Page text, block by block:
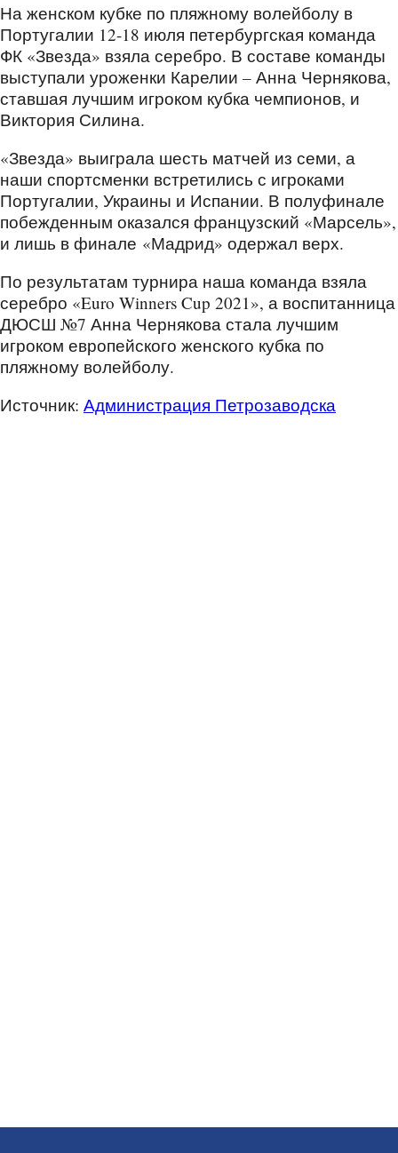
На женском кубке по пляжному волейболу в
Португалии 12-18 июля петербургская команда
ФК «Звезда» взяла серебро. В составе команды
выступали уроженки Карелии – Анна Чернякова,
ставшая лучшим игроком кубка чемпионов, и
Виктория Силина.
«Звезда» выиграла шесть матчей из семи, а
наши спортсменки встретились с игроками
Португалии, Украины и Испании. В полуфинале
побежденным оказался французский «Марсель»,
и лишь в финале «Мадрид» одержал верх.
По результатам турнира наша команда взяла
серебро «Euro Winners Cup 2021», а воспитанница
ДЮСШ №7 Анна Чернякова стала лучшим
игроком европейского женского кубка по
пляжному волейболу.
Источник: Администрация Петрозаводска